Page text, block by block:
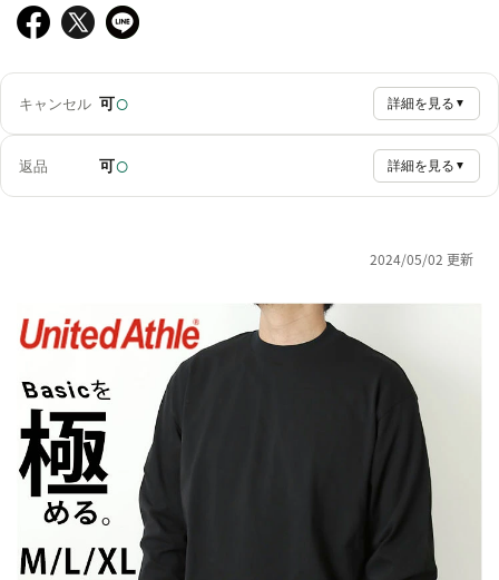
キャンセル 可○ 詳細を見る ▼
返品 可○ 詳細を見る ▼
2024/05/02 更新